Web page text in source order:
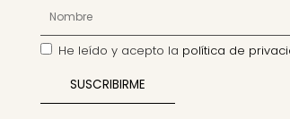
He leído y acepto la política de